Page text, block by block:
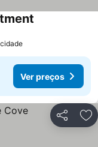
Ver preços
Partilhar